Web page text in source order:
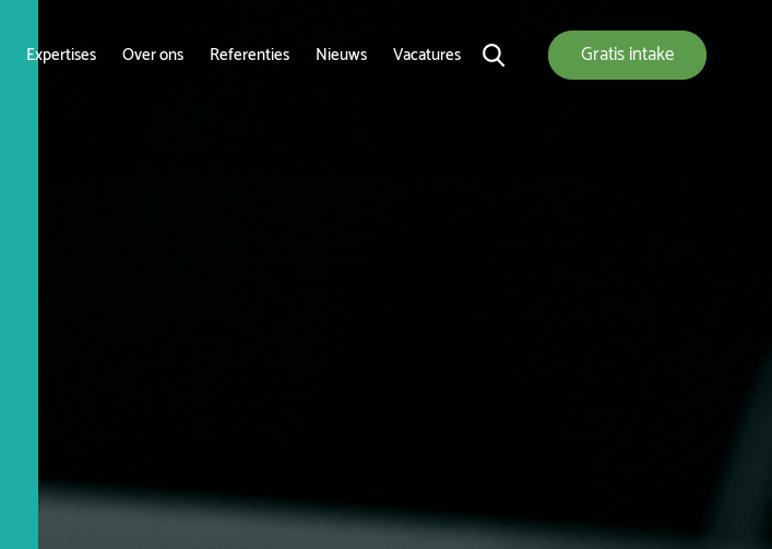
Expertises Over ons Referenties Nieuws Vacatures Gratisintake